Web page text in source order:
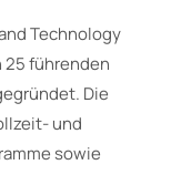
Technology
25 führenden
Die
und
sowie